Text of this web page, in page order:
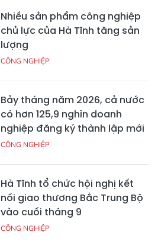
Nhiều sản phẩm công nghiệp
chủ lực của Hà Tĩnh tăng sản
lượng
CÔNG NGHIỆP
Bảy tháng năm 2026, cả nước
có hơn 125,9 nghìn doanh
nghiệp đăng ký thành lập mới
CÔNG NGHIỆP
Hà Tĩnh tổ chức hội nghị kết
nối giao thương Bắc Trung Bộ
vào cuối tháng 9
CÔNG NGHIỆP